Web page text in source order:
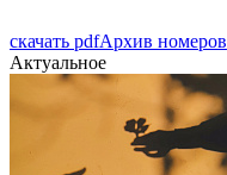
скачать pdfАрхив номеров
Актуальное